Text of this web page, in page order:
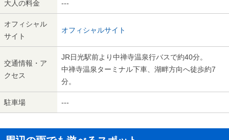
大人の料金 ---
オフィシャル
サイト
オフィシャルサイト
交通情報・ア
クセス
JR日光駅前より中禅寺温泉行バスで約40分。
中禅寺温泉ターミナル下車、湖畔方向へ徒歩約7
分。
駐車場 ---